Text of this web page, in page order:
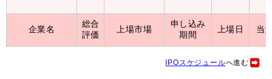
企業名
総合
評価
上場市場
申し込み
期間
上場日 当
IPOスケジュールへ進む